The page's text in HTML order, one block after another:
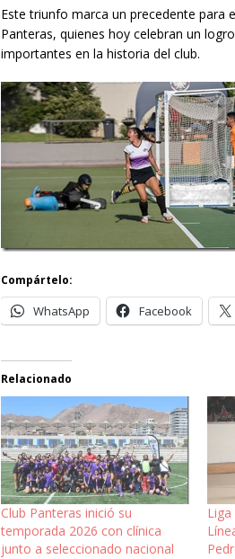
Este triunfo marca un precedente para
Panteras, quienes hoy celebran un
importantes en la historia del club.
Compártelo:
WhatsApp Facebook
Relacionado
Club Panteras inició su
temporada 2026 con clínica
junto a seleccionado nacional